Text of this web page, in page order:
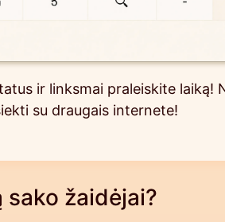
ir linksmai praleiskite laiką!
su draugais internete!
sako žaidėjai?